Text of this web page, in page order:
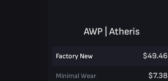
AWP | Atheris
Factory New $49.46
Minimal Wear $7.38